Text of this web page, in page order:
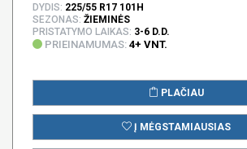
DYDIS: 225/55 R17 101H
SEZONAS: ŽIEMINĖS
PRISTATYMO LAIKAS: 3-6 D.D.
PRIEINAMUMAS: 4+ VNT.
PLAČIAU
Į MĖGSTAMIAUSIAS